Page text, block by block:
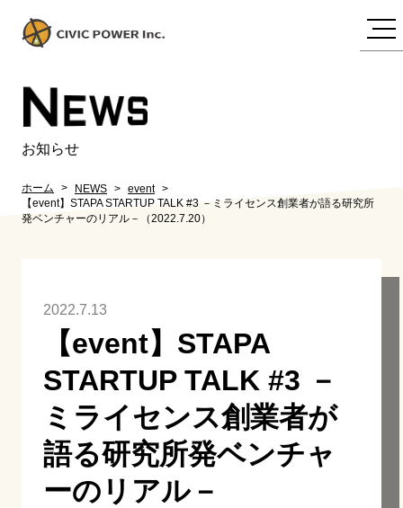
NEWS
お知らせ
ホーム NEWS
event
【event】STAPA STARTUP TALK #3 －ミライセンス創業者が語る研究所
発ベンチャーのリアル－（2022.7.20）
2022.7.13
【event】STAPA
STARTUP TALK #3 －
ミライセンス創業者が
語る研究所発ベンチャ
ーのリアル－